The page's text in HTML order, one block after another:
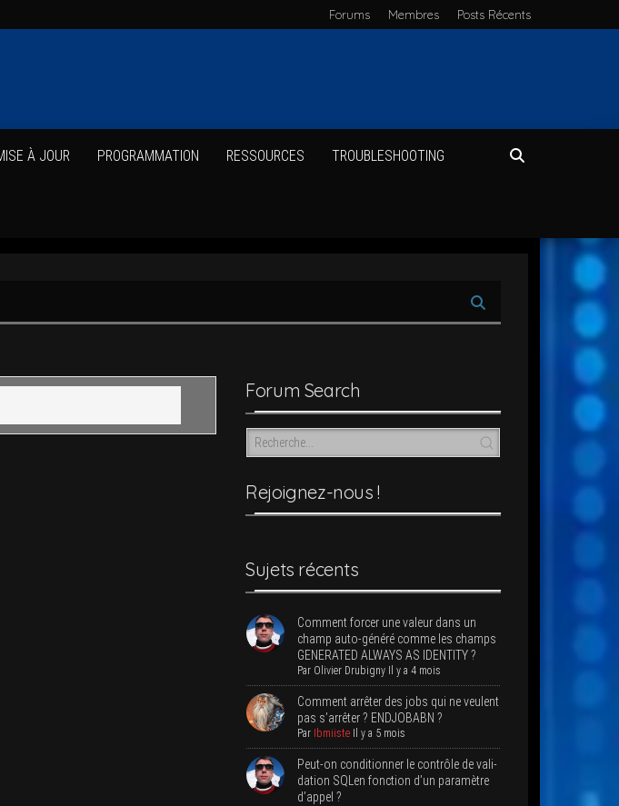
Forums Membres Posts Récents
À JOUR PRO­GRAM­MA­TION RES­SOURCES TROU­BLE­SHOO­TING
Forum Search
Rejoi­­gnez-nous !
Sujets récents
Com­ment for­cer une valeur dans un
champ auto-géné­ré comme les champs
GENERATED ALWAYS AS IDENTITY ?
Par Oli­vier Dru­bi­gny Il y a 4 mois
Com­ment arrê­ter des jobs qui ne veulent
pas s’ar­rê­ter ? ENDJOBABN ?
Par Ibmiiste Il y a 5 mois
Peut-on condi­tion­ner le contrôle de vali­
da­tion SQLen fonc­tion d’un para­mètre
d’appel ?